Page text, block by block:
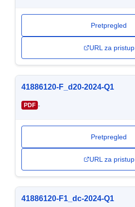
Pretpregled
URL za pristup
41886120-F_d20-2024-Q1
PDF -
Pretpregled
URL za pristup
41886120-F1_dc-2024-Q1